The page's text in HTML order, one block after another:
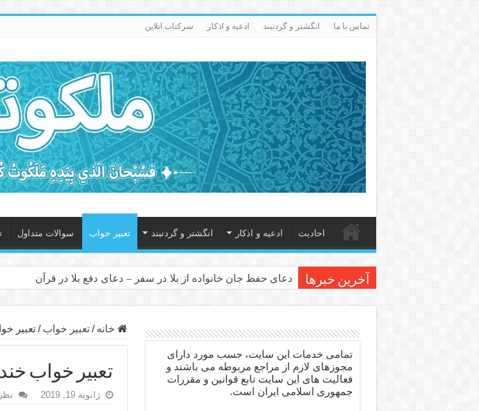
تماس با ما انگشتر و گردنبند ادعيه و اذكار سرکتاب انلاین
احاديث ادعيه و اذكار انگشتر و گردنبند تعبیر خواب سوالات متداول
آخرین خبرها دعای حفظ جان خانواده از بلا در سفر – دعای دفع بلا در قرآن
دعا برای عاشق شدن طرف مقابل – عاشق کردن طرف مقابل از راه
دعای حفظ جان عزیزان از بلا در سفر – دعا برای رفع حوادث بد روزانه
انواع ذکرهای الهی و خواص آن – مجرب ترین ذکرها برای برآوردن
دعای روزی و رفع فقر – دعای مجرب برای گشایش مالی و برکت در
خانه / تعبیر خواب / تعبیر
تعبیر خواب
ژانویه 19, 2019
تمامی خدمات این سایت، حسب مورد دارای
مجوزهای لازم از مراجع مربوطه می باشند و
فعالیت های این سایت تابع قوانین و مقررات
جمهوری اسلامی ایران است.